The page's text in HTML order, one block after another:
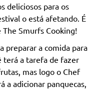
deliciosos para os
o está afetando. É
Smurfs Cooking!
preparar a comida para
terá a tarefa de fazer
mas logo o Chef
a adicionar panquecas,